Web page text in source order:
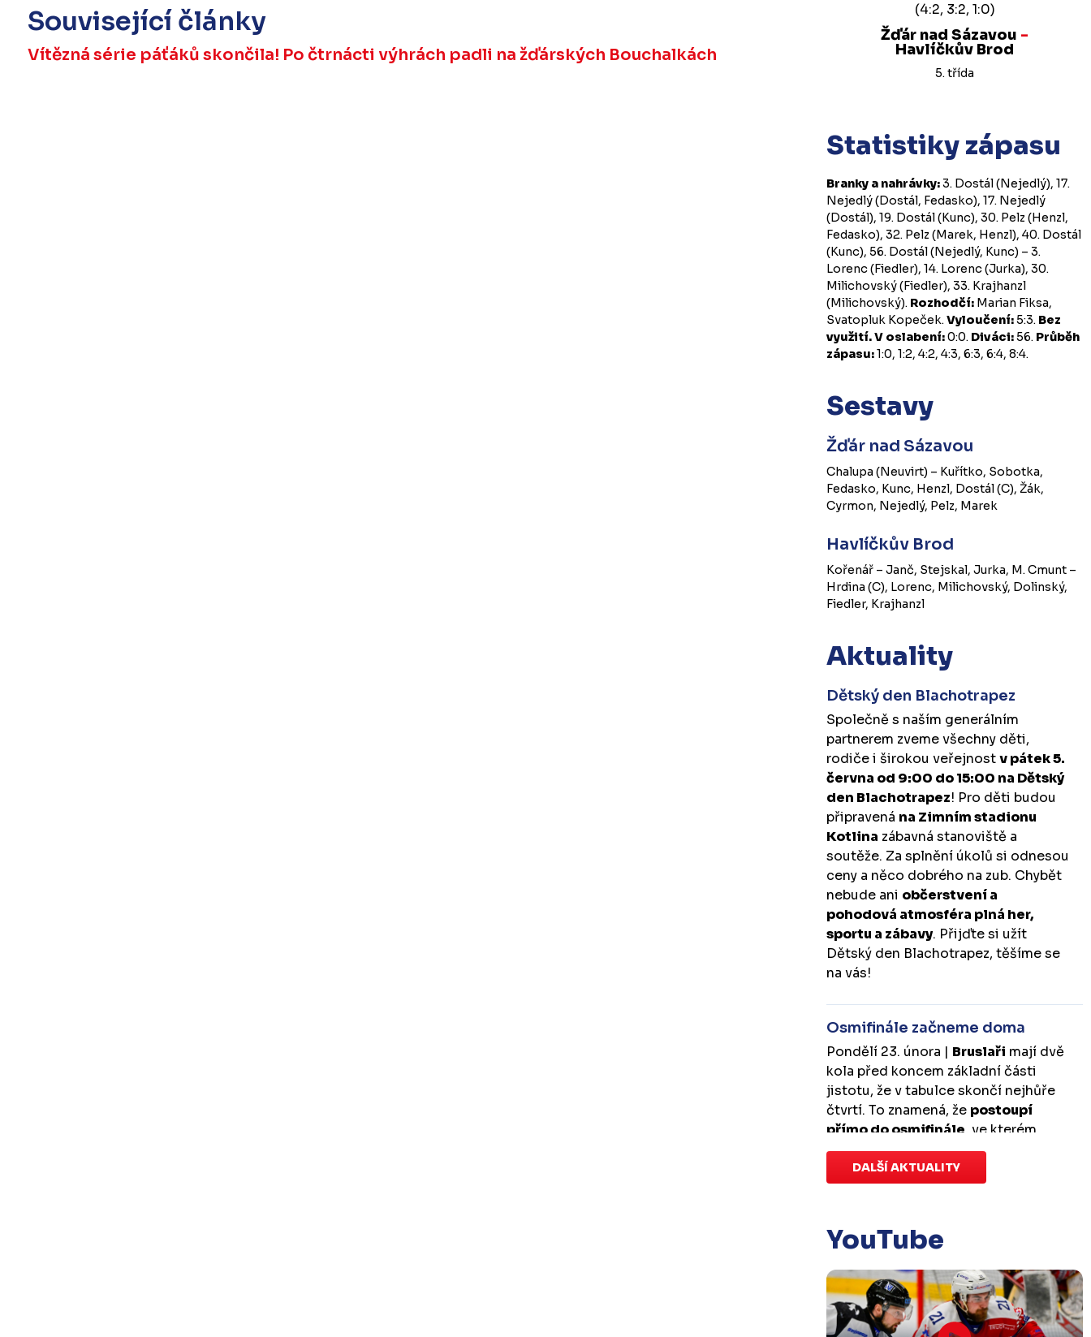
Související články
Vítězná série páťáků skončila! Po čtrnácti výhrách padli na žďárských Bouchalkách
(4:2, 3:2, 1:0)
Žďár nad Sázavou -
Havlíčkův Brod
5. třída
Statistiky zápasu
Branky a nahrávky:3. Dostál (Nejedlý), 17.
Nejedlý (Dostál, Fedasko), 17. Nejedlý
(Dostál), 19. Dostál (Kunc), 30. Pelz (Henzl,
Fedasko), 32. Pelz (Marek, Henzl), 40. Dostál
(Kunc), 56. Dostál (Nejedlý, Kunc) – 3.
Lorenc (Fiedler), 14. Lorenc (Jurka), 30.
Milichovský (Fiedler), 33. Krajhanzl
(Milichovský). Rozhodčí: Marian Fiksa,
Svatopluk Kopeček.Vyloučení:5:3. Bez
využití.V oslabení:0:0. Diváci:56. Průběh
zápasu:1:0, 1:2, 4:2, 4:3, 6:3, 6:4, 8:4.
Sestavy
Žďár nad Sázavou
Chalupa (Neuvirt) – Kuřítko, Sobotka,
Fedasko, Kunc, Henzl, Dostál (C), Žák,
Cyrmon, Nejedlý, Pelz, Marek
Havlíčkův Brod
Kořenář – Janč, Stejskal, Jurka, M. Cmunt –
Hrdina (C), Lorenc, Milichovský, Dolinský,
Fiedler, Krajhanzl
Aktuality
Dětský den Blachotrapez
Společně s naším generálním
partnerem zveme všechny děti,
rodiče i širokou veřejnostv pátek 5.
června od 9:00 do 15:00 na Dětský
den Blachotrapez! Pro děti budou
připravená na Zimním stadionu
Kotlina zábavná stanoviště a
soutěže. Za splnění úkolů si odnesou
ceny a něco dobrého na zub. Chybět
nebude ani občerstvení a
pohodová atmosféra plná her,
sportu a zábavy. Přijďte si užít
Dětský den Blachotrapez, těšíme se
na vás!
Osmifinále začneme doma
Pondělí 23. února | Bruslaři mají dvě
kola před koncem základní části
jistotu, že v tabulce skončí nejhůře
čtvrtí. To znamená, že postoupí
přímo do osmifinále , ve kterém
budou mítvýhodu domácího
prostředí.První zápas se v Kotlině
odehraje v úterý 10. března od
17:00
. Případný pátý rozhodující
duel by se hrál v Kotlině ve středu 18.
března od 18:00.
Zápas dorostu je odložen
DALŠÍ AKTUALITY
YouTube